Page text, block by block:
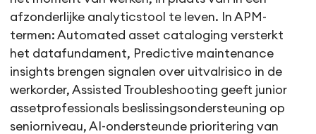
afzonderlijke analyticstool te leven. In APM-
termen: Automated asset cataloging versterkt
het datafundament, Predictive maintenance
insights brengen signalen over uitvalrisico in de
werkorder, Assisted Troubleshooting geeft junior
assetprofessionals beslissingsondersteuning op
seniorniveau, AI-ondersteunde prioritering van